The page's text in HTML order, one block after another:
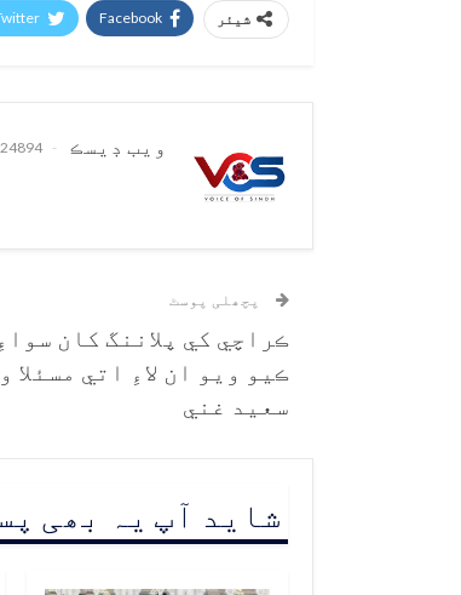
شیئر Facebook
ويب ڊيسڪ 24894 پوسٹس
پچھلی پوسٹ
ڪراچي کي پلاننگ کان
ڪيو ويو ان لاءِ اتي مسئلا
سعيد غني
شاید آپ یہ بھی